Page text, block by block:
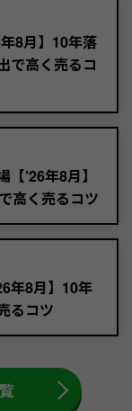
8月】10年落
で高く売るコ
’26年8月】
高く売るコツ
年8月】10年
るコツ